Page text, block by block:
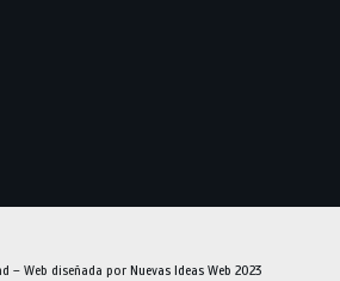
– Web diseñada por Nuevas Ideas Web 2023